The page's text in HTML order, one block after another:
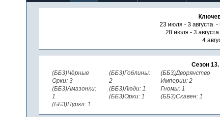
23 июля - 3 августа -
28 июля - 3
4
Сезон 13.
(ББ3)Чёрные
Орки: 3
(ББ3)Амазонки:
1
(ББ3)Нургл: 1
(ББ3)Гоблины:
2
(ББ3)Люди: 1
(ББ3)Орки: 1
(ББ3)Дворянство
Империи: 2
Гномы: 1
(ББ3)Скавен: 1